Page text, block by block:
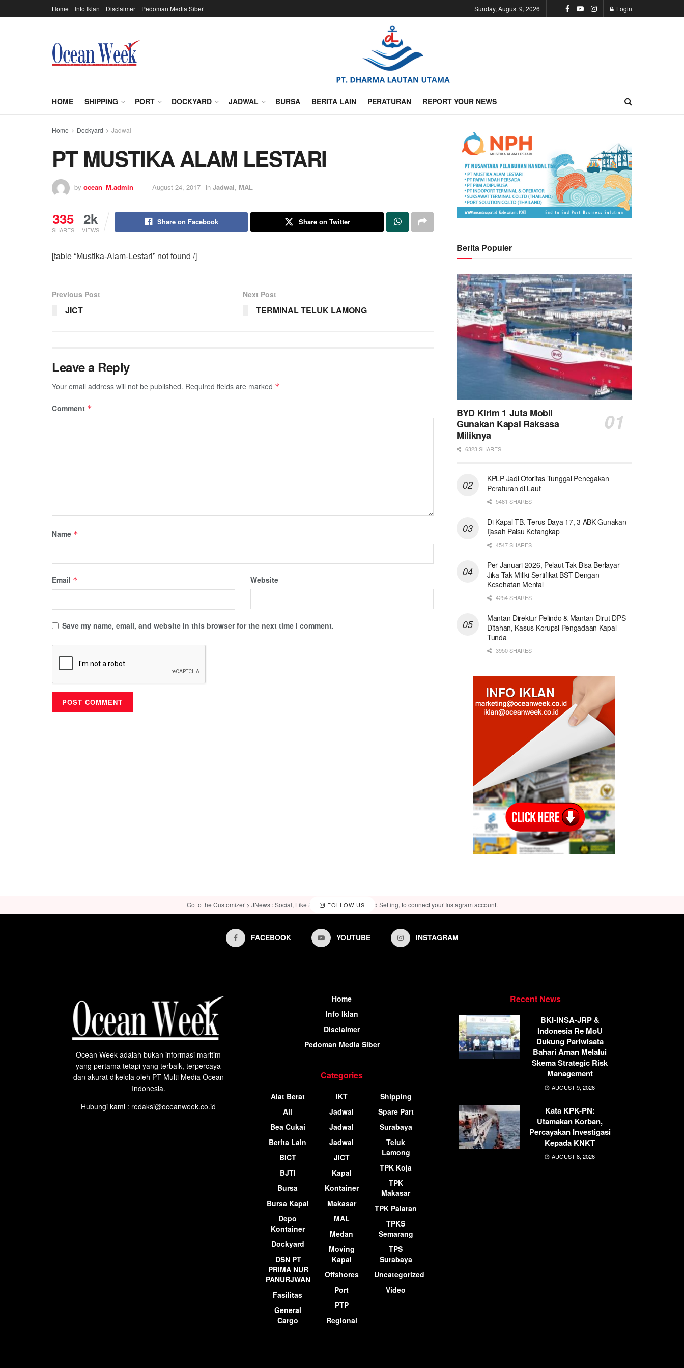
Home Info Iklan Disclaimer Pedoman Media Siber Sunday, August 9, 2026 Login
HOME SHIPPING PORT DOCKYARD JADWAL BURSA BERITA LAIN PERATURAN REPORT YOUR NEWS
Home Dockyard Jadwal
PT MUSTIKA ALAM LESTARI
by ocean_M.admin August 24, 2017 in Jadwal, MAL
335
SHARES
2k
VIEWS
Share on Facebook Share on Twitter
[table “Mustika-Alam-Lestari” not found /]
Previous Post
JICT
Next Post
TERMINAL TELUK LAMONG
Leave a Reply
Your email address will not be published. Required fields are marked *
Comment *
Name *
Email * Website
Save my name, email, and website in this browser for the next time I comment.
Berita Populer
BYD Kirim 1 Juta Mobil
Gunakan Kapal Raksasa
Miliknya
6323 SHARES
KPLP Jadi Otoritas Tunggal Penegakan
Peraturan di Laut
5481 SHARES
Di Kapal TB. Terus Daya 17, 3 ABK Gunakan
Ijasah Palsu Ketangkap
4547 SHARES
Per Januari 2026, Pelaut Tak Bisa Berlayar
Jika Tak Miliki Sertifikat BST Dengan
Kesehatan Mental
4254 SHARES
Mantan Direktur Pelindo & Mantan Dirut DPS
Ditahan, Kasus Korupsi Pengadaan Kapal
Tunda
3950 SHARES
FOLLOW US
Go to the Customizer > JNews : Social, Like & View > Instagram Feed Setting, to connect your Instagram account.
FACEBOOK YOUTUBE INSTAGRAM
Ocean Week adalah bukan informasi maritim
yang pertama tetapi yang terbaik, terpercaya
dan akurat dikelola oleh PT Multi Media Ocean
Indonesia.
Hubungi kami : redaksi@oceanweek.co.id
Home
Info Iklan
Disclaimer
Pedoman Media Siber
Categories
Alat Berat
All
Bea Cukai
Berita Lain
BICT
BJTI
Bursa
Bursa Kapal
Depo
Kontainer
Dockyard
DSN PT
PRIMA NUR
PANURJWAN
Fasilitas
General
Cargo
IKT
Jadwal
Jadwal
Jadwal
JICT
Kapal
Kontainer
Makasar
MAL
Medan
Moving
Kapal
Offshores
Port
PTP
Regional
Shipping
Spare Part
Surabaya
Teluk
Lamong
TPK Koja
TPK
Makasar
TPK Palaran
TPKS
Semarang
TPS
Surabaya
Uncategorized
Video
Recent News
BKI-INSA-JRP &
Indonesia Re MoU
Dukung Pariwisata
Bahari Aman Melalui
Skema Strategic Risk
Management
AUGUST 9, 2026
Kata KPK-PN:
Utamakan Korban,
Percayakan Investigasi
Kepada KNKT
AUGUST 8, 2026